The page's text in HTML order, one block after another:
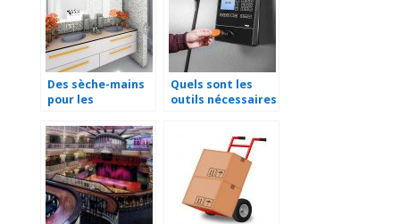
Des sèche-mains
pour les
votre entreprise
Quels sont les
outils nécessaires